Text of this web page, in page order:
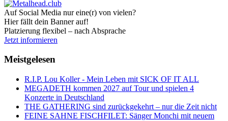
Auf Social Media nur eine(r) von vielen?
Hier fällt dein Banner auf!
Platzierung flexibel – nach Absprache
Jetzt informieren
Meistgelesen
R.I.P. Lou Koller - Mein Leben mit SICK OF IT ALL
MEGADETH kommen 2027 auf Tour und spielen 4
Konzerte in Deutschland
THE GATHERING sind zurückgekehrt – nur die Zeit nicht
FEINE SAHNE FISCHFILET: Sänger Monchi mit neuem